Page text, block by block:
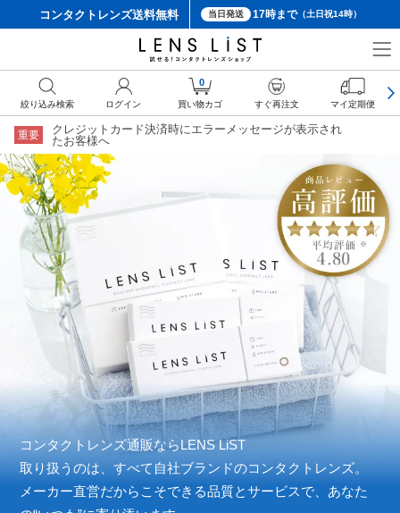
コンタクトレンズ送料無料 当日発送 17時まで（土日祝14時）
重要
クレジットカード決済時にエラーメッセージが表示され
たお客様へ
コンタクトレンズ通販ならLENS LiST
取り扱うのは、すべて自社ブランドのコンタクトレンズ。
メーカー直営だからこそできる品質とサービスで、あなた
絞り込み検索 ログイン
0
買い物カゴ すぐ再注文 マイ定期便